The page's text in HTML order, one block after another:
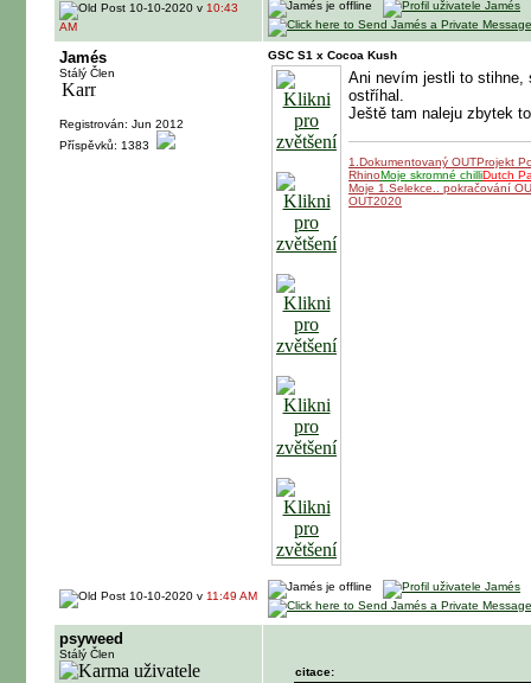
10-10-2020 v 10:43
AM
Jamés
Stálý Člen
Registrován: Jun 2012
Příspěvků: 1383
GSC S1 x Cocoa Kush
Ani nevím jestli to stihne,
ostříhal.
Ještě tam naleju zbytek
1.Dokumentovaný OUTProjekt
RhinoMoje skromné chilliDutch
Moje 1.Selekce.. pokračování
OUT2020
10-10-2020 v 11:49 AM
psyweed
Stálý Člen
citace: